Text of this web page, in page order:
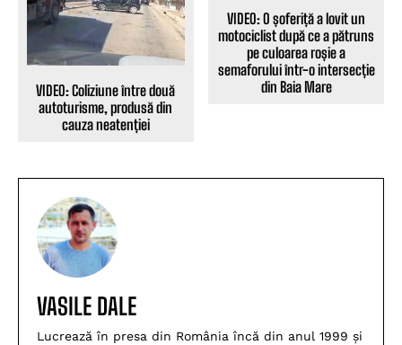
VIDEO: Coliziune între două
autoturisme, produsă din
cauza neatenției
VIDEO: O șoferiță a lovit un
motociclist după ce a pătruns
pe culoarea roșie a
semaforului într-o intersecție
din Baia Mare
VASILE DALE
Lucrează în presa din România încă din anul 1999 și